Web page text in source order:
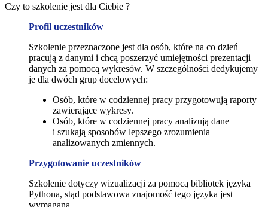
Czy to szkolenie jest dla Ciebie ?
Profil uczestników
Szkolenie przeznaczone jest dla osób, które na co dzień
pracują z danymi i chcą poszerzyć umiejętności prezentacji
danych za pomocą wykresów. W szczególności dedykujemy
je dla dwóch grup docelowych:
Osób, które w codziennej pracy przygotowują raporty
zawierające wykresy.
Osób, które w codziennej pracy analizują dane
i szukają sposobów lepszego zrozumienia
analizowanych zmiennych.
Przygotowanie uczestników
Szkolenie dotyczy wizualizacji za pomocą bibliotek języka
Pythona, stąd podstawowa znajomość tego języka jest
wymagana.